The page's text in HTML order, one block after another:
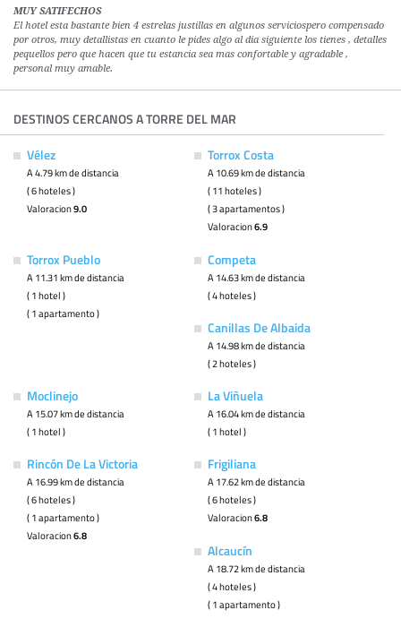
MUY SATIFECHOS
El hotel esta bastante bien 4 estrelas justillas en algunos serviciospero compensado
por otros, muy detallistas en cuanto le pides algo al dia siguiente los tienes , detalles
pequellos pero que hacen que tu estancia sea mas confortable y agradable ,
personal muy amable.
DESTINOS CERCANOS A TORRE DEL MAR
Vélez
A 4.79 km de distancia
( 6 hoteles )
Valoracion9.0
Torrox Costa
A 10.69 km de distancia
( 11 hoteles )
( 3 apartamentos )
Valoracion6.9
Torrox Pueblo
A 11.31 km de distancia
( 1 hotel )
( 1 apartamento )
Competa
A 14.63 km de distancia
( 4 hoteles )
Canillas De Albaida
A 14.98 km de distancia
( 2 hoteles )
Moclinejo
A 15.07 km de distancia
( 1 hotel )
La Viñuela
A 16.04 km de distancia
( 1 hotel )
Rincón De La Victoria
A 16.99 km de distancia
( 6 hoteles )
( 1 apartamento )
Valoracion6.8
Frigiliana
A 17.62 km de distancia
( 6 hoteles )
Valoracion6.8
Alcaucín
A 18.72 km de distancia
( 4 hoteles )
( 1 apartamento )